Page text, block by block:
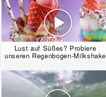
Lust auf Süßes? Probiere
unseren Regenbogen-Milkshake